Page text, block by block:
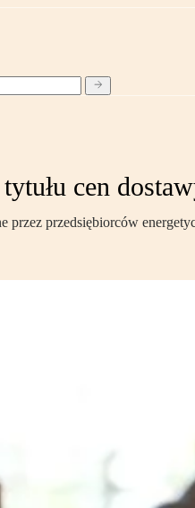
cen
przez przedsiębiorców